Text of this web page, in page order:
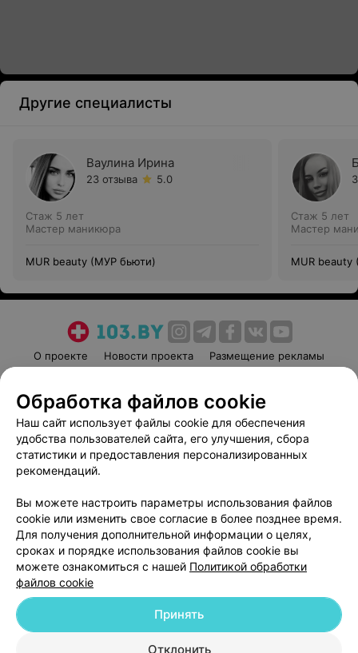
Другие специалисты
Ваулина Ирина
23 отзыва 5.0
Стаж 5 лет
Мастер маникюра
MUR beauty (МУР бьюти)
Стаж 5 лет
Мастер
MUR
О проекте Новости проекта
Размещение рекламы
Пользовательское соглашение
Способы оплаты
Вакансии
Партнеры
Написать руководителю 103.by
Обработка персональных данных
© 2026 ООО «Артокс Лаб», УНП 191700409
| 220012, Республика Беларусь,
Обработка файлов cookie
Наш сайт использует файлы cookie для обеспечения
удобства пользователей сайта, его улучшения, сбора
статистики и предоставления персонализированных
рекомендаций.
Вы можете настроить параметры использования файлов
cookie или изменить свое согласие в более позднее время.
Для получения дополнительной информации о целях,
сроках и порядке использования файлов cookie вы
можете ознакомиться с нашей Политикой обработки
файлов cookie
Отклонить
Принять